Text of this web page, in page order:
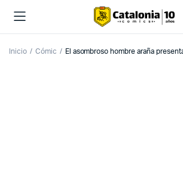
Inicio Cómic El asombroso hombre araña